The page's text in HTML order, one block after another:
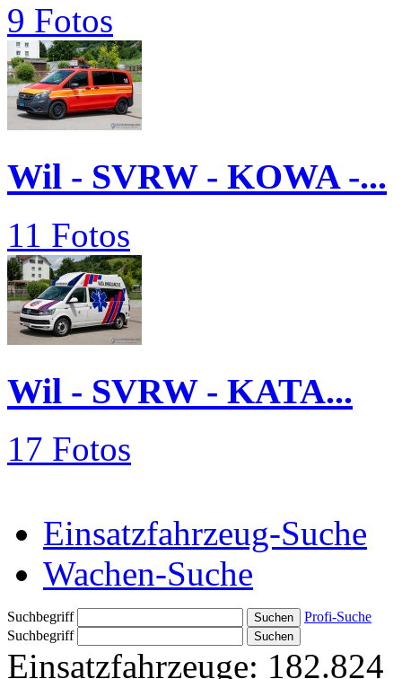
9 Fotos
Wil - SVRW - KOWA -...
11 Fotos
Wil - SVRW - KATA...
17 Fotos
Einsatzfahrzeug-Suche
Wachen-Suche
Suchbegriff
Profi-Suche
Suchbegriff
Einsatzfahrzeuge: 182.824